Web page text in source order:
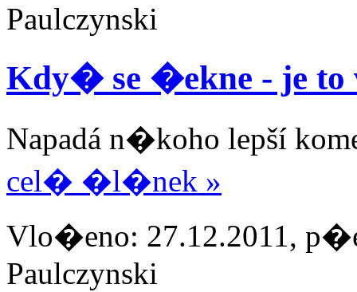
Paulczynski
Kdy� se �ekne - je to
Napadá n�koho lepší
cel� �l�nek »
Vlo�eno: 27.12.2011,
Paulczynski